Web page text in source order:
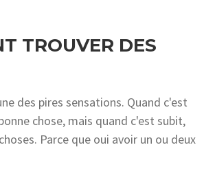
TROUVER DES
des pires sensations. Quand c'est
chose, mais quand c'est subit,
Parce que oui avoir un ou deux